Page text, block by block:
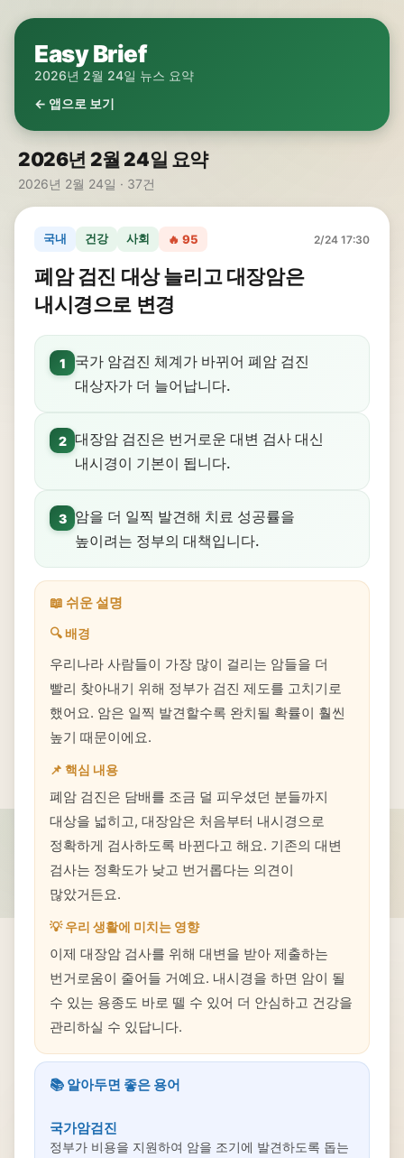
Easy Brief
2026년 2월 24일 뉴스 요약
← 앱으로 보기
2026년 2월 24일 요약
2026년 2월 24일 · 37건
국내 건강 사회 🔥 95 2/24 17:30
폐암 검진 대상 늘리고 대장암은
내시경으로 변경
1
국가 암검진 체계가 바뀌어 폐암 검진
대상자가 더 늘어납니다.
2 대장암 검진은 번거로운 대변 검사 대신
내시경이 기본이 됩니다.
3
암을 더 일찍 발견해 치료 성공률을
높이려는 정부의 대책입니다.
📖 쉬운 설명
🔍 배경
우리나라 사람들이 가장 많이 걸리는 암들을 더
빨리 찾아내기 위해 정부가 검진 제도를 고치기로
했어요. 암은 일찍 발견할수록 완치될 확률이 훨씬
높기 때문이에요.
📌 핵심 내용
폐암 검진은 담배를 조금 덜 피우셨던 분들까지
대상을 넓히고, 대장암은 처음부터 내시경으로
정확하게 검사하도록 바뀐다고 해요. 기존의 대변
검사는 정확도가 낮고 번거롭다는 의견이
많았거든요.
💡 우리 생활에 미치는 영향
이제 대장암 검사를 위해 대변을 받아 제출하는
번거로움이 줄어들 거예요. 내시경을 하면 암이 될
수 있는 용종도 바로 뗄 수 있어 더 안심하고 건강을
관리하실 수 있답니다.
📚 알아두면 좋은 용어
국가암검진
정부가 비용을 지원하여 암을 조기에 발견하도록 돕는